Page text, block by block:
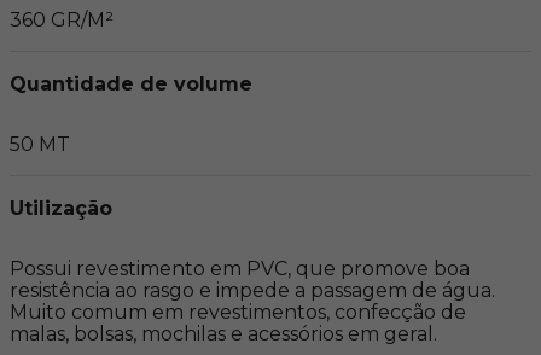
360 GR/M²
Quantidade de volume
50 MT
Utilização
Possui revestimento em PVC, que promove boa
resistência ao rasgo e impede a passagem de água.
Muito comum em revestimentos, confecção de
malas, bolsas, mochilas e acessórios em geral.